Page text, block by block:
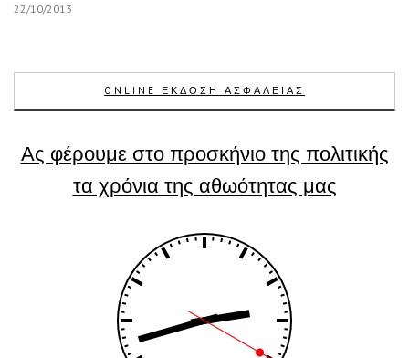
22/10/2013
ONLINE ΕΚΔΟΣΗ ΑΣΦΑΛΕΙΑΣ
Ας φέρουμε στο προσκήνιο της πολιτικής
τα χρόνια της αθωότητας μας